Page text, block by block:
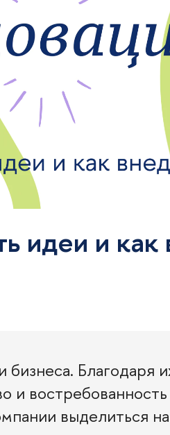
идеи и как
Благодаря
и
выделиться